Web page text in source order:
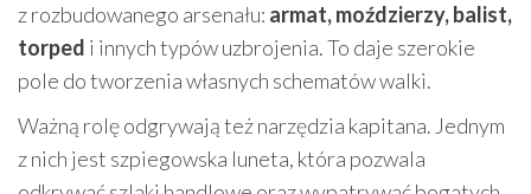
z rozbudowanego arsenału: armat, moździerzy, balist,
torped i innych typów uzbrojenia. To daje szerokie
pole do tworzenia własnych schematów walki.
Ważną rolę odgrywają też narzędzia kapitana. Jednym
z nich jest szpiegowska luneta, która pozwala